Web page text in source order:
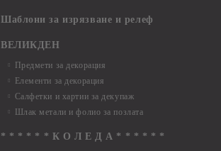
Шаблони за изрязване и релеф
ВЕЛИКДЕН
Предмети за декорация
Елементи за декорация
Салфетки и хартии за декупаж
Шлак метали и фолио за позлата
* * * * * * К О Л Е Д А * * * * * *